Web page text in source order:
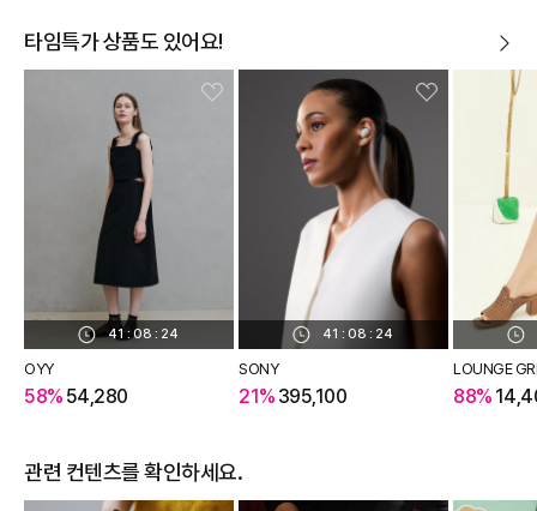
타임특가 상품도 있어요!
41 :08 : 23
OYY
58% 54,280
41 : 08 : 23
SONY
21% 395,100
LOUNGE
88%
관련 컨텐츠를 확인하세요.